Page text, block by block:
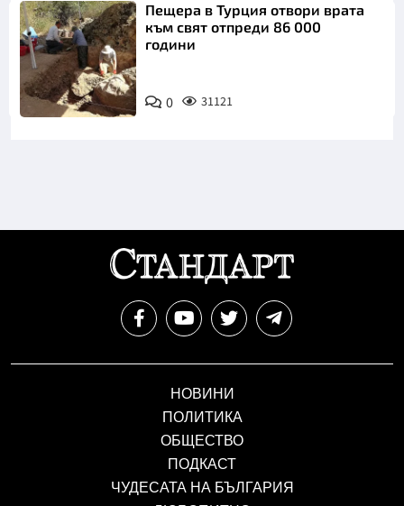
Пещера в Турция отвори врата
към свят отпреди 86 000
години
0 31121
НОВИНИ
ПОЛИТИКА
ОБЩЕСТВО
ПОДКАСТ
ЧУДЕСАТА НА БЪЛГАРИЯ